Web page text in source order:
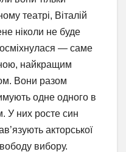
театрі, Віталій
ніколи не буде
— саме
найкращим
Вони разом
одне одного в
У них росте син
акторської
вибору.